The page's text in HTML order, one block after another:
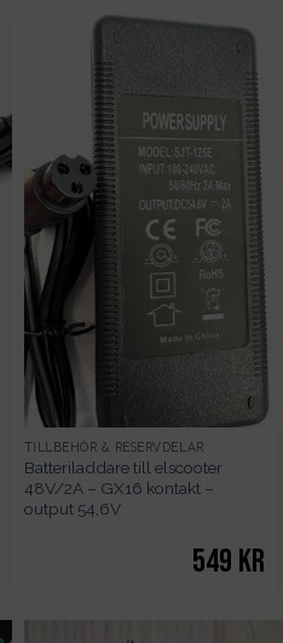
TILLBEHÖR & RESERVDELAR
Batteriladdare till elscooter
48V/2A – GX16 kontakt –
output 54,6V
549 kr